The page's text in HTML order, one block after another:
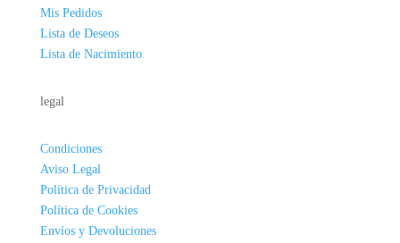
Mis Pedidos
Lista de Deseos
Lista de Nacimiento
legal
Condiciones
Aviso Legal
Política de Privacidad
Política de Cookies
Envíos y Devoluciones